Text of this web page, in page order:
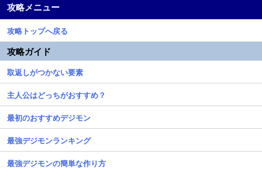
攻略メニュー
攻略トップへ戻る
攻略ガイド
取返しがつかない要素
主人公はどっちがおすすめ？
最初のおすすめデジモン
最強デジモンランキング
最強デジモンの簡単な作り方